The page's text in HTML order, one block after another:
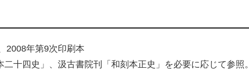
2008年第9次印刷本
二十四史」、汲古書院刊「和刻本正史」を必要に応じて参照。